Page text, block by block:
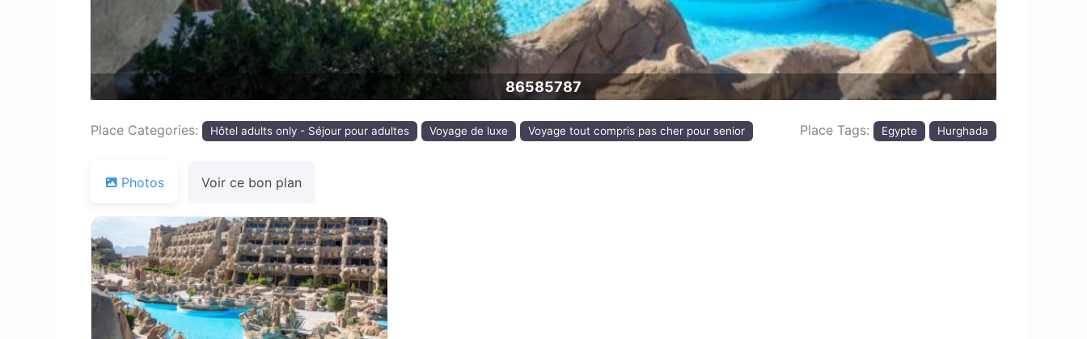
86585787
Place Categories: Hôtel adults only - Séjour pour adultes Voyage de luxe Voyage tout compris pas cher pour senior Place Tags: Egypte Hurghada
Photos Voir ce bon plan